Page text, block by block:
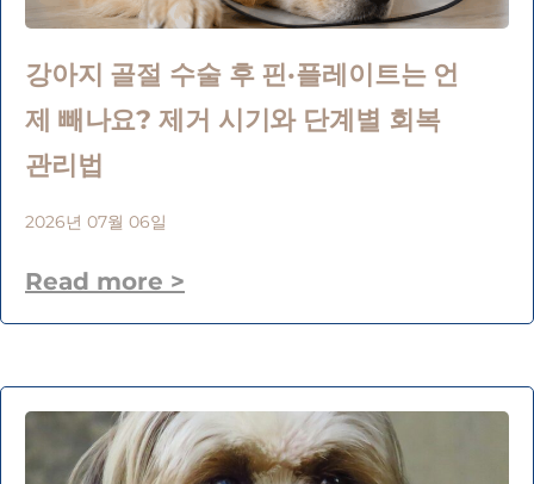
강아지 골절 수술 후 핀·플레이트는 언
제 빼나요? 제거 시기와 단계별 회복
관리법
2026년 07월 06일
Read more >